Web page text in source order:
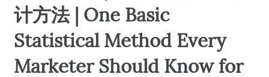
计方法 | One Basic
Statistical Method Every
Marketer Should Know for